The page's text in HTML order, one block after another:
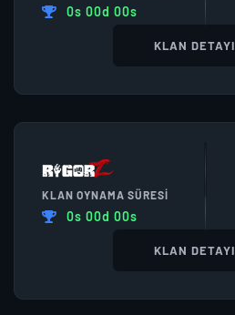
0s 00d 00s
KLAN DETAYI
KLAN OYNAMA SÜRESI
0s 00d 00s
KLAN DETAYI